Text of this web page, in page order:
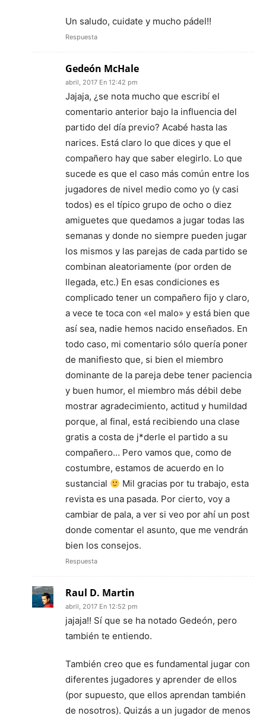
Un saludo, cuidate y mucho pádel!!
Respuesta
Gedeón McHale
abril, 2017 En 12:42 pm
Jajaja, ¿se nota mucho que escribí el
comentario anterior bajo la influencia del
partido del día previo? Acabé hasta las
narices. Está claro lo que dices y que el
compañero hay que saber elegirlo. Lo que
sucede es que el caso más común entre los
jugadores de nivel medio como yo (y casi
todos) es el típico grupo de ocho o diez
amiguetes que quedamos a jugar todas las
semanas y donde no siempre pueden jugar
los mismos y las parejas de cada partido se
combinan aleatoriamente (por orden de
llegada, etc.) En esas condiciones es
complicado tener un compañero fijo y claro,
a vece te toca con «el malo» y está bien que
así sea, nadie hemos nacido enseñados. En
todo caso, mi comentario sólo quería poner
de manifiesto que, si bien el miembro
dominante de la pareja debe tener paciencia
y buen humor, el miembro más débil debe
mostrar agradecimiento, actitud y humildad
porque, al final, está recibiendo una clase
gratis a costa de j*derle el partido a su
compañero… Pero vamos que, como de
costumbre, estamos de acuerdo en lo
sustancial
Mil gracias por tu trabajo, esta
revista es una pasada. Por cierto, voy a
cambiar de pala, a ver si veo por ahí un post
donde comentar el asunto, que me vendrán
bien los consejos.
Respuesta
Raul D. Martin
abril, 2017 En 12:52 pm
jajaja!! Sí que se ha notado Gedeón, pero
también te entiendo.
También creo que es fundamental jugar con
diferentes jugadores y aprender de ellos
(por supuesto, que ellos aprendan también
de nosotros). Quizás a un jugador de menos